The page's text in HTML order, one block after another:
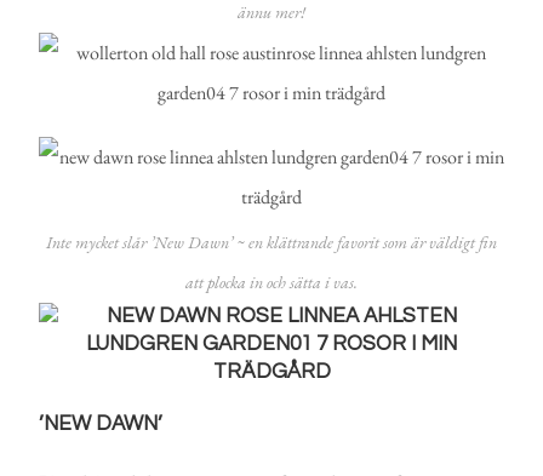
ännu mer!
Inte mycket slår ’New Dawn’ ~ en klättrande favorit som är väldigt fin
att plocka in och sätta i vas.
’NEW DAWN’